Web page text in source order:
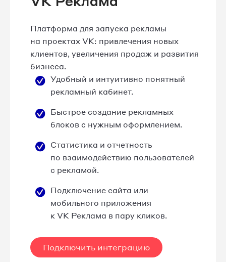
Платформа для запуска рекламы
на проектах VK: привлечения новых
клиентов, увеличения продаж и развития
бизнеса.
Удобный и интуитивно понятный
рекламный кабинет.
Быстрое создание рекламных
блоков с нужным оформлением.
Статистика и отчетность
по взаимодействию пользователей
с рекламой.
Подключение сайта или
мобильного приложения
к VK Реклама в пару кликов.
Подключить интеграцию